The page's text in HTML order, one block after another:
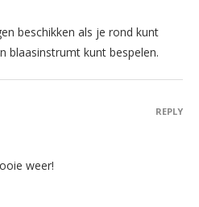
beschikken als je rond kunt
blaasinstrumt kunt bespelen.
weer!
REPLY